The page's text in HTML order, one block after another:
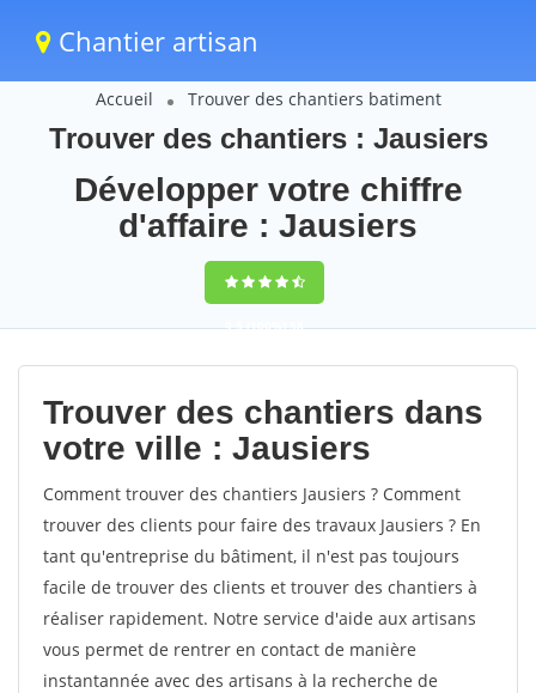
Chantier artisan
Accueil Trouver des chantiers batiment
Trouver des chantiers : Jausiers
Développer votre chiffre
d'affaire : Jausiers
9,5(100%)58
votes
Trouver des chantiers dans
votre ville : Jausiers
Comment trouver des chantiers Jausiers ? Comment
trouver des clients pour faire des travaux Jausiers ? En
tant qu'entreprise du bâtiment, il n'est pas toujours
facile de trouver des clients et trouver des chantiers à
réaliser rapidement. Notre service d'aide aux artisans
vous permet de rentrer en contact de manière
instantannée avec des artisans à la recherche de